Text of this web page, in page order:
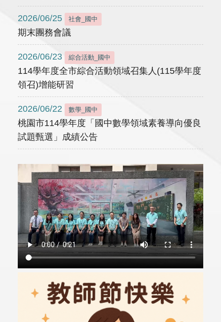
2026/06/25 社會_國中
期末團務會議
2026/06/23 綜合活動_國中
114學年度全市綜合活動領域召集人(115學年度
領召)增能研習
2026/06/22 數學_國中
桃園市114學年度「國中數學領域素養導向優良
試題甄選」成績公告